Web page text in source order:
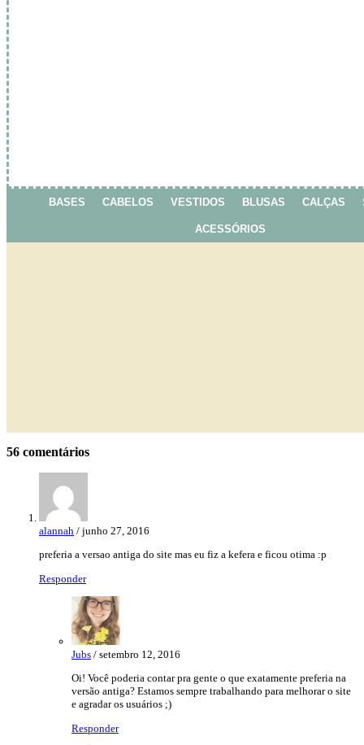
BASES CABELOS VESTIDOS BLUSAS CALÇAS
ACESSÓRIOS
56 comentários
alannah / junho 27, 2016
preferia a versao antiga do site mas eu fiz a kefera e ficou otima :p
Responder
Jubs / setembro 12, 2016
Oi! Você poderia contar pra gente o que exatamente preferia na
versão antiga? Estamos sempre trabalhando para melhorar o site
e agradar os usuários ;)
Responder